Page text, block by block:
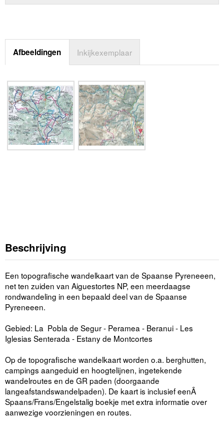
Afbeeldingen Inkijkexemplaar
Beschrijving
Een topografische wandelkaart van de Spaanse Pyreneeen,
net ten zuiden van Aiguestortes NP, een meerdaagse
rondwandeling in een bepaald deel van de Spaanse
Pyreneeen.
Gebied: La Pobla de Segur - Peramea - Beranui - Les
Iglesias Senterada - Estany de Montcortes
Op de topografische wandelkaart worden o.a. berghutten,
campings aangeduid en hoogtelijnen, ingetekende
wandelroutes en de GR paden (doorgaande
langeafstandswandelpaden). De kaart is inclusief eenÂ
Spaans/Frans/Engelstalig boekje met extra informatie over
aanwezige voorzieningen en routes.